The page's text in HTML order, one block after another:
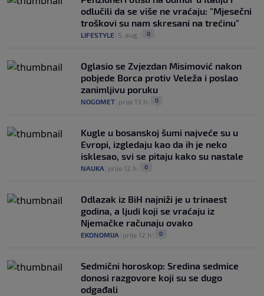
odlučili da se više ne vraćaju: "Mjesečni
troškovi su nam skresani na trećinu"
LIFESTYLE 5. aug. 0
Oglasio se Zvjezdan Misimović nakon
pobjede Borca protiv Veleža i poslao
zanimljivu poruku
NOGOMET prije 13 h 0
Kugle u bosanskoj šumi najveće su u
Evropi, izgledaju kao da ih je neko
isklesao, svi se pitaju kako su nastale
NAUKA prije 12 h 0
Odlazak iz BiH najniži je u trinaest
godina, a ljudi koji se vraćaju iz
Njemačke računaju ovako
EKONOMIJA prije 12 h 0
Sedmični horoskop: Sredina sedmice
donosi razgovore koji su se dugo
odgađali